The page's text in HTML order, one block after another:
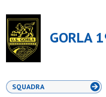
GORLA
SQUADRA